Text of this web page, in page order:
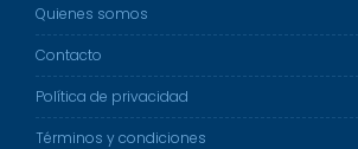
Quienes somos
Contacto
Política de privacidad
Términos y condiciones